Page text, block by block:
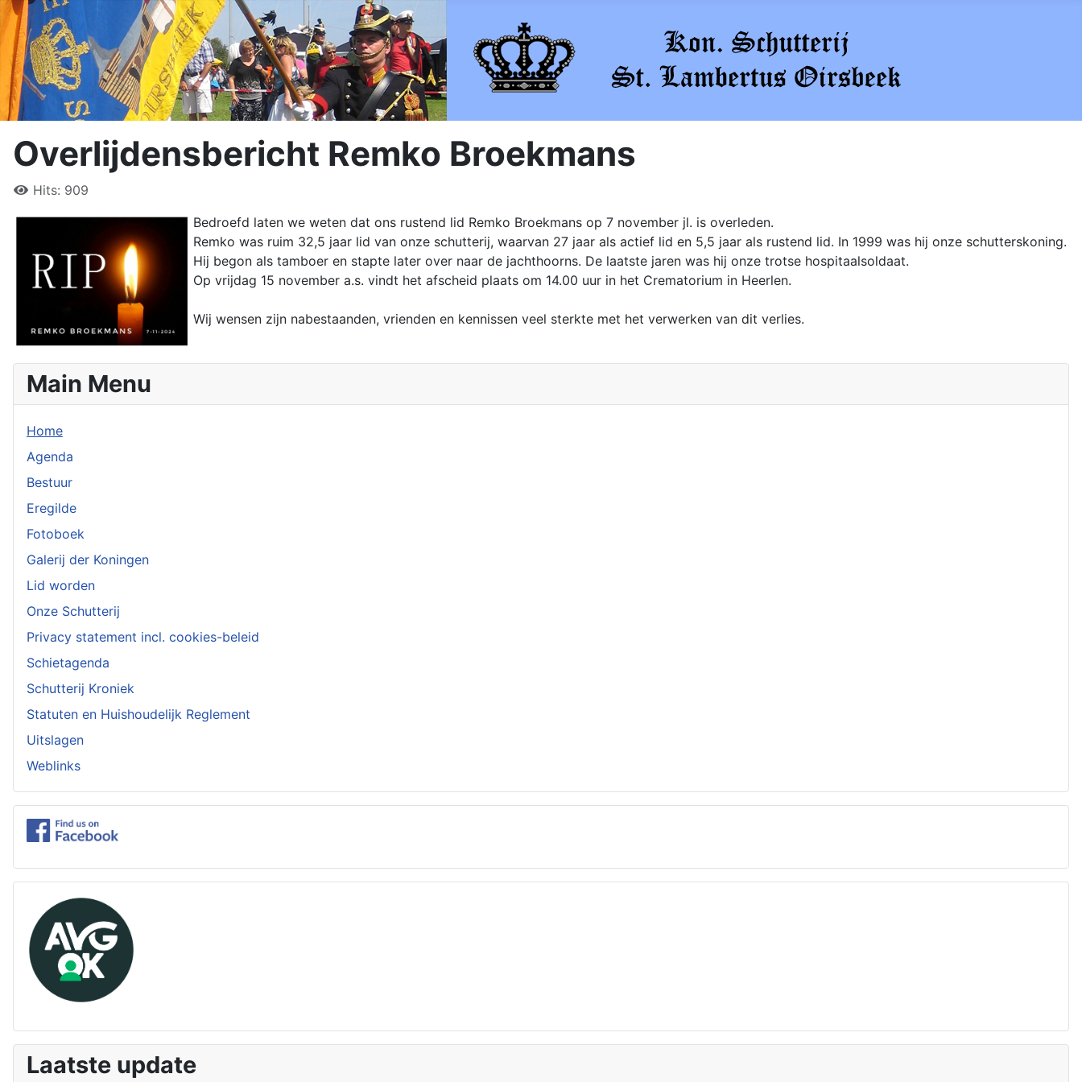
Main Menu
Home
Agenda
Bestuur
Eregilde
Fotoboek
Galerij der Koningen
Lid worden
Onze Schutterij
Privacy statement incl. cookies-beleid
Schietagenda
Schutterij Kroniek
Statuten en Huishoudelijk Reglement
Uitslagen
Weblinks
Laatste update
Overlijdensbericht Remko Broekmans
Hits: 909
Bedroefd laten we weten dat ons rustend lid Remko Broekmans op 7 november jl. is overleden.
Remko was ruim 32,5 jaar lid van onze schutterij, waarvan 27 jaar als actief lid en 5,5 jaar als rustend lid. In 1999 was hij onze schutterskoning.
Hij begon als tamboer en stapte later over naar de jachthoorns. De laatste jaren was hij onze trotse hospitaalsoldaat.
Op vrijdag 15 november a.s. vindt het afscheid plaats om 14.00 uur in het Crematorium in Heerlen.
Wij wensen zijn nabestaanden, vrienden en kennissen veel sterkte met het verwerken van dit verlies.